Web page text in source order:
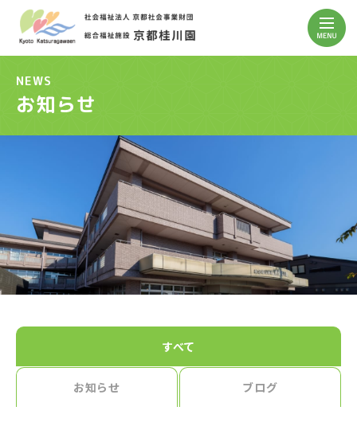
NEWS
お知らせ
すべて
お知らせ ブログ